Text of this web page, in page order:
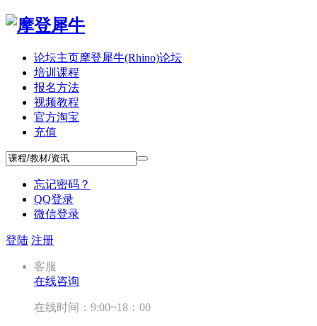
论坛主页摩登犀牛(Rhino)论坛
培训课程
报名方法
视频教程
官方淘宝
充值
忘记密码？
QQ登录
微信登录
登陆 注册
客服
在线咨询
在线时间：9:00~18：00